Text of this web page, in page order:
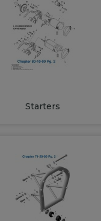
Starters